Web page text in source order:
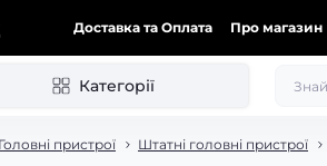
Доставка та Оплата Про магазин
Категорії
Головні пристрої Штатні головні пристрої